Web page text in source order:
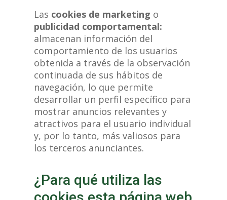
Las cookies de marketing o
publicidad comportamental:
almacenan información del
comportamiento de los usuarios
obtenida a través de la observación
continuada de sus hábitos de
navegación, lo que permite
desarrollar un perfil específico para
mostrar anuncios relevantes y
atractivos para el usuario individual
y, por lo tanto, más valiosos para
los terceros anunciantes.
¿Para qué utiliza las